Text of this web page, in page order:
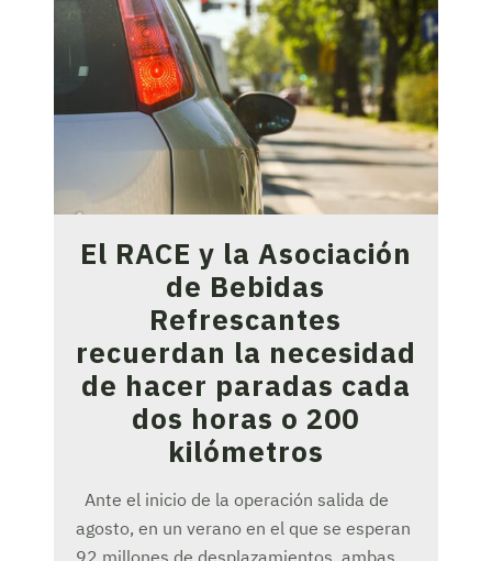
El RACE y la Asociación
de Bebidas
Refrescantes
recuerdan la necesidad
de hacer paradas cada
dos horas o 200
kilómetros
Ante el inicio de la operación salida de
agosto, en un verano en el que se esperan